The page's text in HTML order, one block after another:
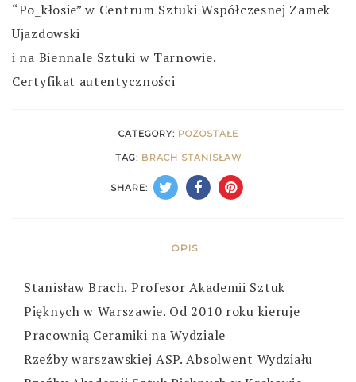
“Po_kłosie” w Centrum Sztuki Współczesnej Zamek
Ujazdowski
i na Biennale Sztuki w Tarnowie.
Certyfikat autentyczności
CATEGORY: POZOSTAŁE
TAG: BRACH STANISŁAW
SHARE:
OPIS
Stanisław Brach. Profesor Akademii Sztuk
Pięknych w Warszawie. Od 2010 roku kieruje
Pracownią Ceramiki na Wydziale
Rzeźby warszawskiej ASP. Absolwent Wydziału